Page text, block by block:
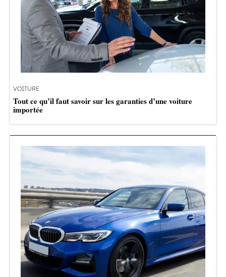
VOITURE
Tout ce qu’il faut savoir sur les garanties d’une voiture
importée